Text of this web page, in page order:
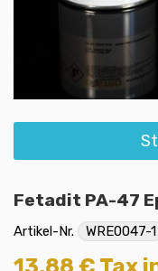
Fetadit PA-47
Artikel-Nr. WRE0047-1